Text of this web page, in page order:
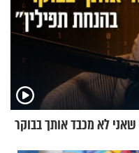
לא מכבד אותך בבוקר